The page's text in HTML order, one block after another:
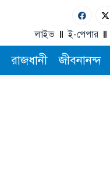
লাইভ ই-পেপার
রাজধানী জীবনানন্দ